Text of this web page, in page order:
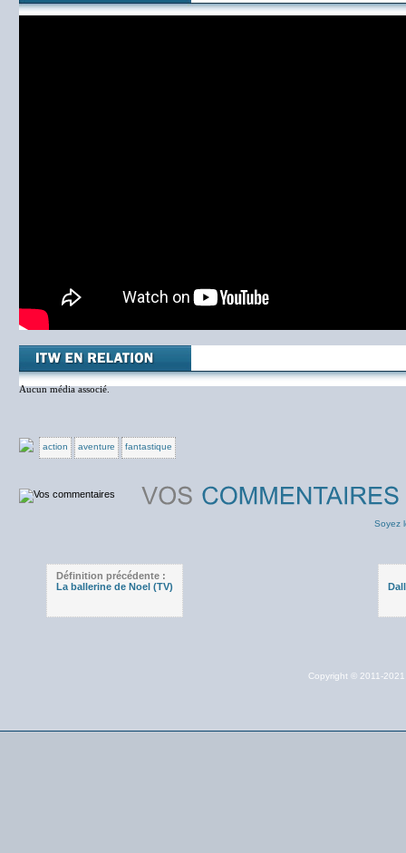
Aucun média associé.
action aventure fantastique
Soyez
Définition précédente :
La ballerine de Noel (TV)
Copyright © 2011-